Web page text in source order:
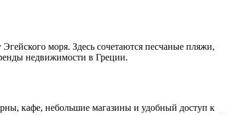
моря. Здесь сочетаются песчаные пляжи,
недвижимости в Греции.
кафе, небольшие магазины и удобный доступ к